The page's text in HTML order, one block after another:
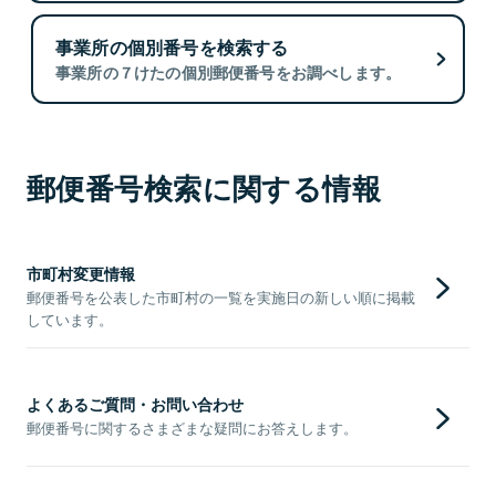
事業所の個別番号を検索する
事業所の７けたの個別郵便番号をお調べします。
郵便番号検索に関する情報
市町村変更情報
郵便番号を公表した市町村の一覧を実施日の新しい順に掲載
しています。
よくあるご質問・お問い合わせ
郵便番号に関するさまざまな疑問にお答えします。